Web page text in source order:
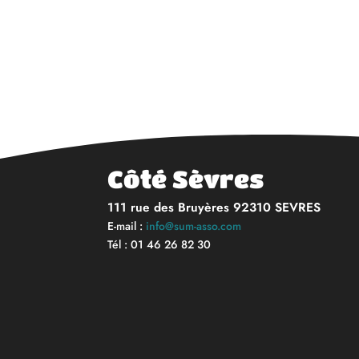
Côté Sèvres
111 rue des Bruyères 92310 SEVRES
E-mail : info@sum-asso.com
Tél : 01 46 26 82 30